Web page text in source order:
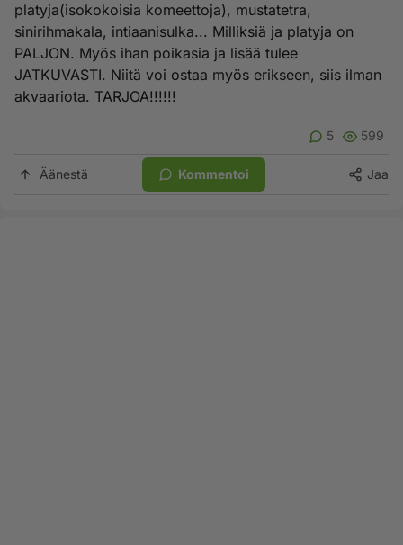
platyja(isokokoisia komeettoja), mustatetra,
sinirihmakala, intiaanisulka... Milliksiä ja platyja on
PALJON. Myös ihan poikasia ja lisää tulee
JATKUVASTI. Niitä voi ostaa myös erikseen, siis ilman
akvaariota. TARJOA!!!!!!
5 599
Äänestä Kommentoi Jaa